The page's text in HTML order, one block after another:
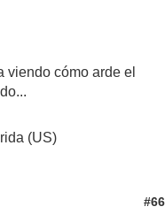
viendo cómo arde el
(US)
#66